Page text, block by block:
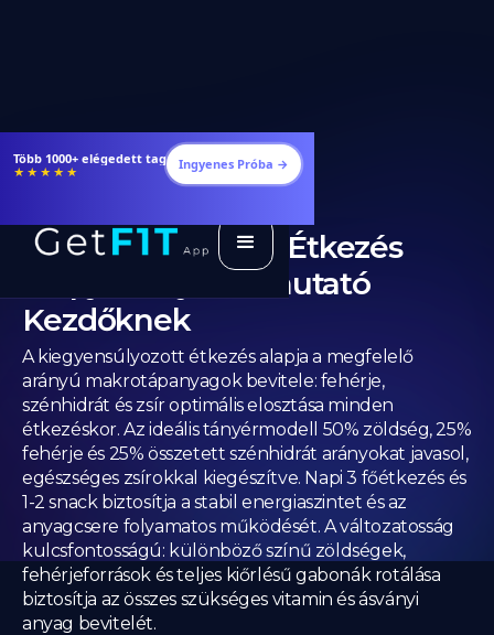
Étrendek, receptek és edzéstervek
★★★★★ Ingyenes Próba →
Kiegyensúlyozott Étkezés
Alapjai: Teljes Útmutató
Kezdőknek
A kiegyensúlyozott étkezés alapja a megfelelő
arányú makrotápanyagok bevitele: fehérje,
szénhidrát és zsír optimális elosztása minden
étkezéskor. Az ideális tányérmodell 50% zöldség, 25%
fehérje és 25% összetett szénhidrát arányokat javasol,
egészséges zsírokkal kiegészítve. Napi 3 főétkezés és
1-2 snack biztosítja a stabil energiaszintet és az
anyagcsere folyamatos működését. A változatosság
kulcsfontosságú: különböző színű zöldségek,
fehérjeforrások és teljes kiőrlésű gabonák rotálása
biztosítja az összes szükséges vitamin és ásványi
anyag bevitelét.